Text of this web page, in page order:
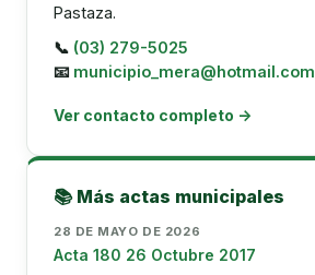
Pastaza.
📞 (03) 279-5025
📧 municipio_mera@hotmail.com
Ver contacto completo →
📚 Más actas municipales
28 DE MAYO DE 2026
Acta 180 26 Octubre 2017